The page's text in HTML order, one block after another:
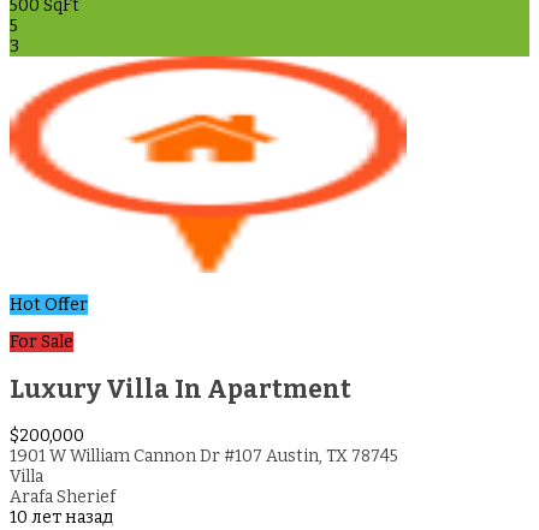
500 SqFt
5
3
Hot Offer
For Sale
Luxury Villa In Apartment
$200,000
1901 W William Cannon Dr #107 Austin, TX 78745
Villa
Arafa Sherief
10 лет назад